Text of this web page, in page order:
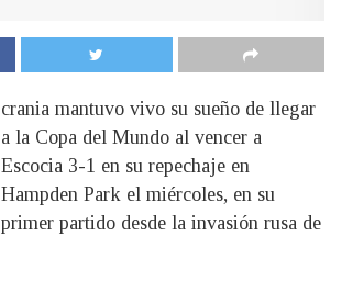
crania mantuvo vivo su sueño de llegar
a la Copa del Mundo al vencer a
Escocia 3-1 en su repechaje en
Hampden Park el miércoles, en su
primer partido desde la invasión rusa de